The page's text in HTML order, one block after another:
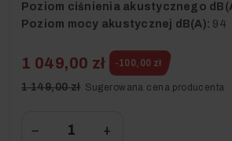
Poziom ciśnienia akustycznego
Poziom mocy akustycznej dB(A): 94
1 049,00 zł -100,00 zł
1 149,00 zł Sugerowana cena producenta
− +